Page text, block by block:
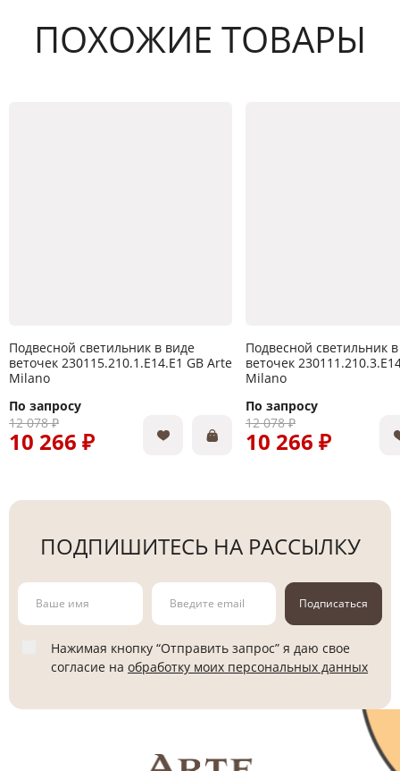
ПОХОЖИЕ ТОВАРЫ
Подвесной светильник в виде
веточек 230115.210.1.E14.E1 GB Arte
Milano
По запросу
12 078 ₽
10 266 ₽
Подвесной светильник
веточек
Milano
По запросу
12 078 ₽
10 266 ₽
ПОДПИШИТЕСЬ НА РАССЫЛКУ
Подписаться
Нажимая кнопку “Отправить запрос” я даю свое
согласие на обработку моих персональных данных